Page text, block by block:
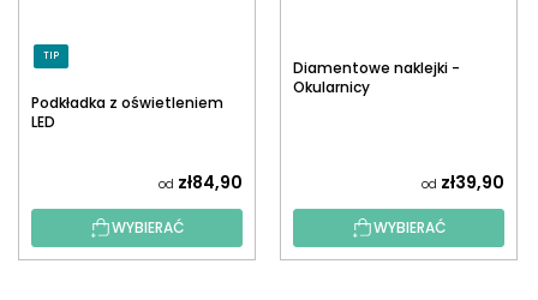
TIP
Podkładka z oświetleniem
LED
od zł84,90
WYBIERAĆ
Diamentowe naklejki -
Okularnicy
od zł39,90
WYBIERAĆ